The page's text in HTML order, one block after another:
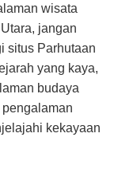
wisata
jangan
situs Parhutaan
yang kaya,
budaya
kekayaan